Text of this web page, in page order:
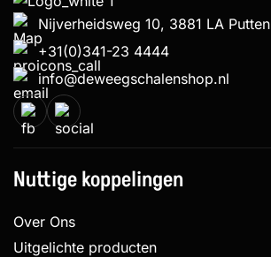
Nijverheidsweg 10, 3881 LA Putten
+31(0)341-23 4444
info@deweegschalenshop.nl
Nuttige koppelingen
Over Ons
Uitgelichte producten